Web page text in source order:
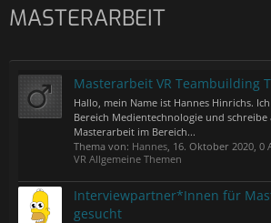
MASTERARBEIT
Masterarbeit VR Teambuilding
Hallo, mein Name ist Hannes Hinrichs.
Bereich Medientechnologie und
Masterarbeit im Bereich...
Thema von: Hannes, 16. Oktober 2020, 0
VR Allgemeine Themen
Interviewpartner*Innen für
gesucht